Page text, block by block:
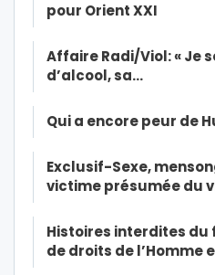
pour Orient XXI
Affaire Radi/Viol: « Je
d’alcool, sa…
Qui a encore peur de
Exclusif-Sexe,
victime présumée du
Histoires interdites du
de droits de l’Homme